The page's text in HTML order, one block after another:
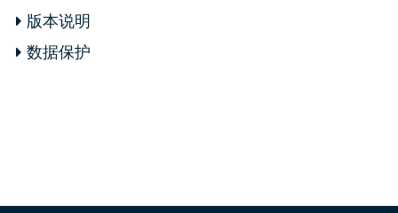
版本说明
数据保护